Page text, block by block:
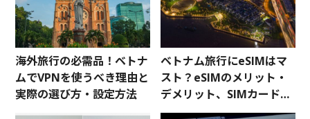
海外旅行の必需品！ベトナ
ムでVPNを使うべき理由と
実際の選び方・設定方法
ベトナム旅行にeSIMはマ
スト？eSIMのメリット・
デメリット、SIMカードと
の違いからおすすめの